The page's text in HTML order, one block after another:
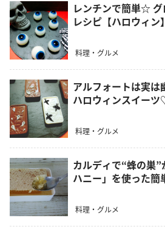
レンチンで簡単☆
レシピ【ハロウィン】
料理・グルメ
アルフォートは実は
ハロウィンスイー
料理・グルメ
カルディで“蜂の巣
ハニー」を使った簡
料理・グルメ